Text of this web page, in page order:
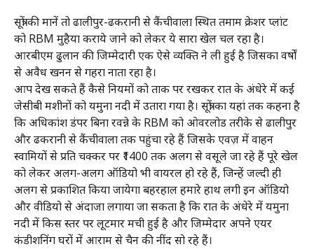
सूत्रों की मानें तो ढालीपुर-ढकरानी से कैंचीवाला स्थित तमाम क्रेशर प्लांट
को RBM मुहैया कराये जाने को लेकर ये सारा खेल चल रहा है।
आरबीएम ढुलान की जिम्मेदारी एक ऐसे व्यक्ति ने ली हुई है जिसका वर्षों
से अवैध खनन से गहरा नाता रहा है।
आप देख सकते हैं कैसे नियमों को ताक पर रखकर रात के अंधेरे में कई
जेसीबी मशीनों को यमुना नदी में उतारा गया है। सूत्रों का यहां तक कहना है
कि अधिकांश डंपर बिना रवन्ने के RBM को ओवरलोड तरीके से ढालीपुर
और ढकरानी से कैंचीवाला तक पहुंचा रहे हैं जिसके एवज़ में वाहन
स्वामियों से प्रति चक्कर पर ₹1400 तक अलग से वसूले जा रहे हैं पूरे खेल
को लेकर अलग-अलग ऑडियो भी वायरल हो रहे हैं, जिन्हें जल्दी ही
अलग से प्रकाशित किया जायेगा बहरहाल हमारे हाथ‌ लगी इन ऑडियो
और वीडियो से अंदाजा लगाया जा सकता है कि रात के अंधेरे में यमुना
नदी में किस स्तर पर लूटमार मची हुई है और जिम्मेदार अपने एयर
कंडीशनिंग घरों में आराम से चैन की नींद सो रहे हैं।